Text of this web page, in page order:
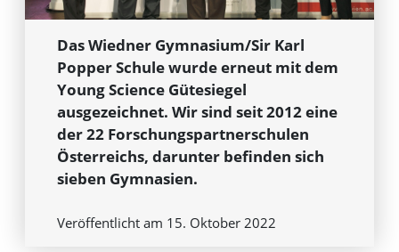
Das Wiedner Gymnasium/Sir Karl
Popper Schule wurde erneut mit dem
Young Science Gütesiegel
ausgezeichnet. Wir sind seit 2012 eine
der 22 Forschungspartnerschulen
Österreichs, darunter befinden sich
sieben Gymnasien.
Veröffentlicht am 15. Oktober 2022